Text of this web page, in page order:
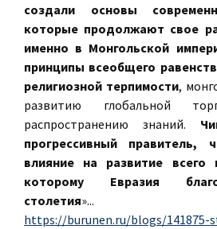
создали основы
которые продолжают свое
именно в Монгольской
принципы всеобщего
религиозной терпимости,
развитию глобальной
распространению знаний.
прогрессивный правитель,
влияние на развитие всего
которому Евразия
столетия»...
https://burunen.ru/blogs/141875-